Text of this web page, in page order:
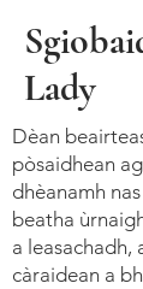
Lady
Dèan
pòsaidhean
dhèanamh
beatha
a leasachadh,
càraidean a